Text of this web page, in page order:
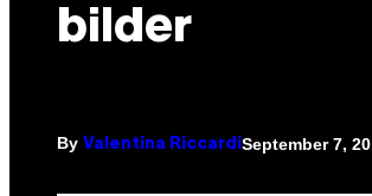
bilder
By Valentina Riccardi September 7,